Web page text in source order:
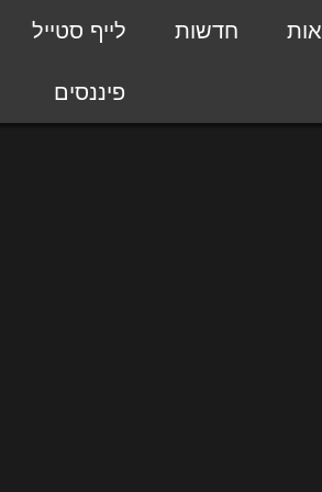
חדשות לייף סטייל
פיננסים